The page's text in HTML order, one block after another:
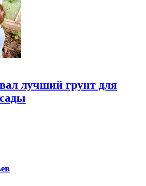
лучший грунт для